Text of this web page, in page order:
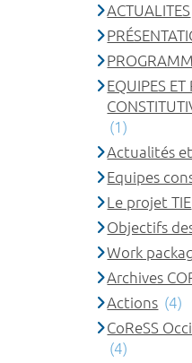
ACTUALITES
EQUIPES
(1)
Actualités
Equipes
Le projet TIE
Objectifs
Work
Archives
Actions (4)
CoReSS
(4)